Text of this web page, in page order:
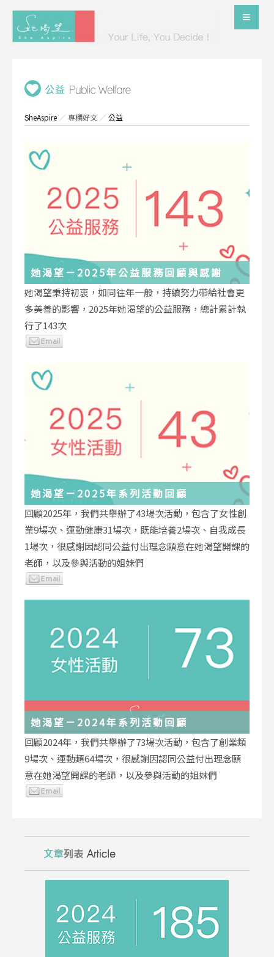
SheAspire ／專欄好文 ／公益
她渴望－2025年公益服務回顧與感謝
她渴望秉持初衷，如同往年一般，持續努力帶給社會更
多美善的影響，2025年她渴望的公益服務，總計累計執
行了143次
她渴望－2025年系列活動回顧
回顧2025年，我們共舉辦了43場次活動，包含了女性創
業9場次、運動健康31場次，既能培養2場次、自我成長
1場次，很感謝因認同公益付出理念願意在她渴望開課的
老師，以及參與活動的姐妹們
她渴望－2024年系列活動回顧
回顧2024年，我們共舉辦了73場次活動，包含了創業類
9場次、運動類64場次，很感謝因認同公益付出理念願
意在她渴望開課的老師，以及參與活動的姐妹們